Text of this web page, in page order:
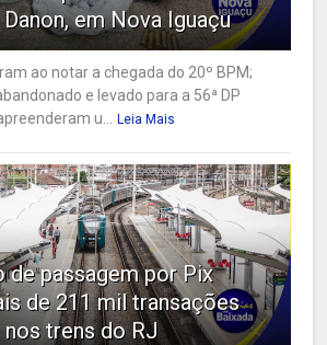
em Nova Iguaçu
ao notar a chegada do 20º BPM;
e levado para a 56ª DP
u...
Leia Mais
de passagem por Pix
de 211 mil transações
nos trens do RJ